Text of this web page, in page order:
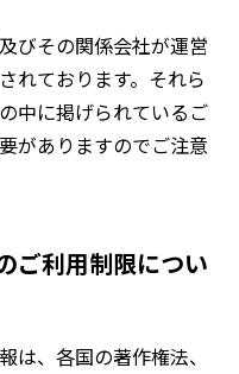
English
びその関係会社が運営
れております。それら
中に掲げられているご
がありますのでご注意
ご利用制限につい
は、各国の著作権法、